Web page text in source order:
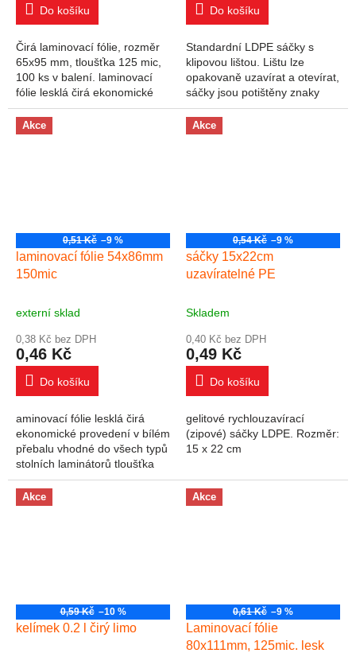
Do košíku
Čirá laminovací fólie, rozměr
65x95 mm, tloušťka 125 mic,
100 ks v balení. laminovací
fólie lesklá čirá ekonomické
provedení v bílém přebalu
vhodné do všech typů
stolních...
Do košíku
Standardní LDPE sáčky s
klipovou lištou. Lištu lze
opakovaně uzavírat a otevírat,
sáčky jsou potištěny znaky
materiálu a recyklace.
Rozměry: šířka 12 cm, výška
12 cm. Balení...
Akce
0,51 Kč –9 %
laminovací fólie 54x86mm
150mic
externí sklad
0,38 Kč bez DPH
0,46 Kč
Do košíku
aminovací fólie lesklá čirá
ekonomické provedení v bílém
přebalu vhodné do všech typů
stolních laminátorů tloušťka
jedné strany fólie 150 mic
(2x150 mic) rozměr 54x86
mm
Akce
0,54 Kč –9 %
sáčky 15x22cm
uzavíratelné PE
Skladem
0,40 Kč bez DPH
0,49 Kč
Do košíku
gelitové rychlouzavírací
(zipové) sáčky LDPE. Rozměr:
15 x 22 cm
Akce
0,59 Kč –10 %
kelímek 0.2 l čirý limo
Akce
0,61 Kč –9 %
Laminovací fólie
80x111mm, 125mic. lesk